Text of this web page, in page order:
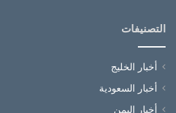
التصنيفات
أخبار الخليج
أخبار السعودية
أخبار اليمن